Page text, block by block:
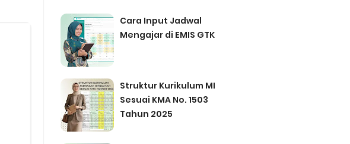
Cara Input Jadwal
Mengajar di EMIS GTK
Struktur Kurikulum MI
Sesuai KMA No. 1503
Tahun 2025